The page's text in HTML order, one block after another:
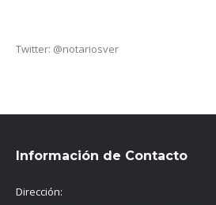
Twitter: @notariosver
Información de Contacto
Dirección: